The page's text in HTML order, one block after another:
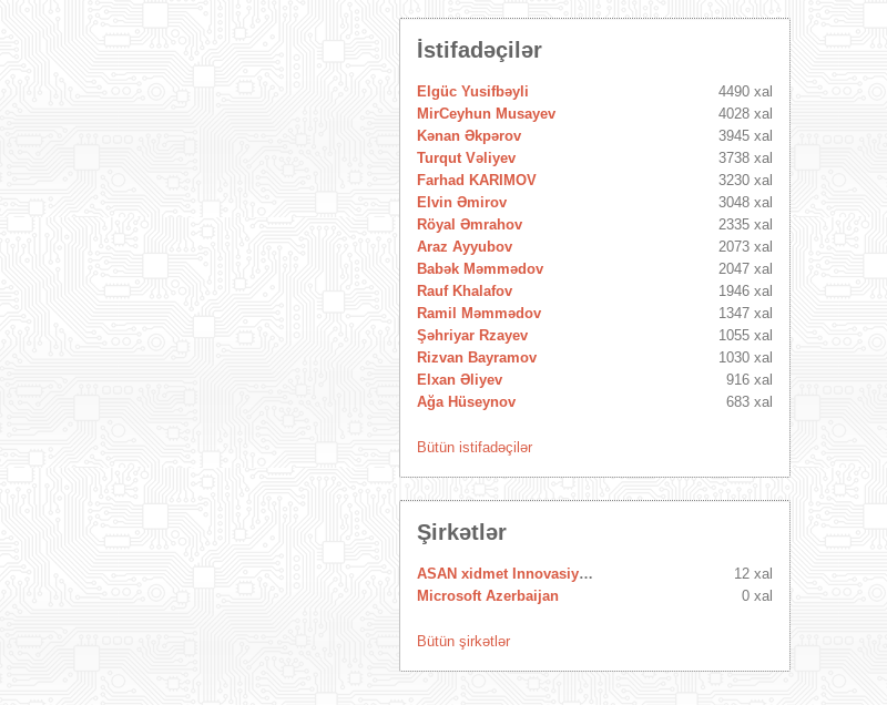
İstifadəçilər
Elgüc Yusifbəyli
4490 xal
MirCeyhun Musayev
4028 xal
Kənan Əkpərov
3945 xal
Turqut Vəliyev
3738 xal
Farhad KARIMOV
3230 xal
Elvin Əmirov
3048 xal
Röyal Əmrahov
2335 xal
Araz Ayyubov
2073 xal
Babək Məmmədov
2047 xal
Rauf Khalafov
1946 xal
Ramil Məmmədov
1347 xal
Şəhriyar Rzayev
1055 xal
Rizvan Bayramov
1030 xal
Elxan Əliyev
916 xal
Ağa Hüseynov
683 xal
Bütün istifadəçilər
Şirkətlər
ASAN xidmet Innovasiya Mərkəzi
12 xal
Microsoft Azerbaijan
0 xal
Bütün şirkətlər